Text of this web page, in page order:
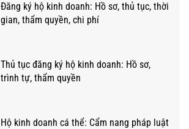
Đăng ký hộ kinh doanh: Hồ sơ, thủ tục, thời
gian, thẩm quyền, chi phí
Thủ tục đăng ký hộ kinh doanh: Hồ sơ,
trình tự, thẩm quyền
Hộ kinh doanh cá thể: Cẩm nang pháp luật